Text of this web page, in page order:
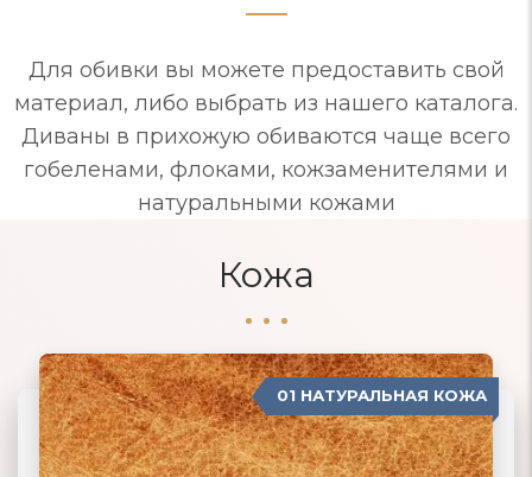
Для обивки вы можете предоставить свой
материал, либо выбрать из нашего каталога.
Диваны в прихожую обиваются чаще всего
гобеленами, флоками, кожзаменителями и
натуральными кожами
Кожа
04 ЗАМША 01 НАТУРАЛЬНАЯ КОЖА
02 ЭКОКОЖА
03 ИСКУССТВЕННАЯ КОЖА